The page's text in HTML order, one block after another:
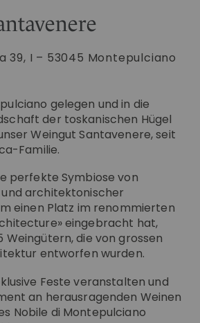
39, I – 53045 Montepulciano
gelegen und in die
der toskanischen Hügel
Weingut Santavenere, seit
Familie.
perfekte Symbiose von
architektonischer
einen Platz im renommierten
eingebracht hat,
Weingütern, die von grossen
entworfen wurden.
Feste veranstalten und
an herausragenden Weinen
Nobile di Montepulciano